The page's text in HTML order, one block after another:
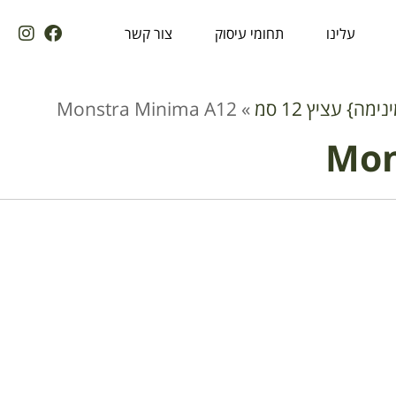
עלינו תחומי עיסוק צור קשר
עציץ 12 סמ »
Monstra Minima A12